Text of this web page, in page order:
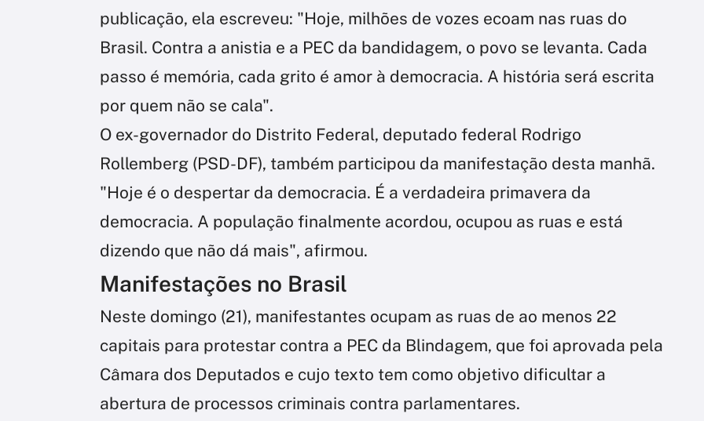
publicação, ela escreveu: "Hoje, milhões de vozes ecoam nas ruas do
Brasil. Contra a anistia e a PEC da bandidagem, o povo se levanta. Cada
passo é memória, cada grito é amor à democracia. A história será escrita
por quem não se cala".
O ex-governador do Distrito Federal, deputado federal Rodrigo
Rollemberg (PSD-DF), também participou da manifestação desta manhã.
"Hoje é o despertar da democracia. É a verdadeira primavera da
democracia. A população finalmente acordou, ocupou as ruas e está
dizendo que não dá mais", afirmou.
Manifestações no Brasil
Neste domingo (21), manifestantes ocupam as ruas de ao menos 22
capitais para protestar contra a PEC da Blindagem, que foi aprovada pela
Câmara dos Deputados e cujo texto tem como objetivo dificultar a
abertura de processos criminais contra parlamentares.